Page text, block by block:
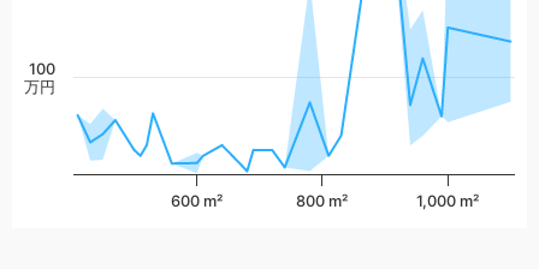
600 m² 800 m² 1,000 m²
100
万円